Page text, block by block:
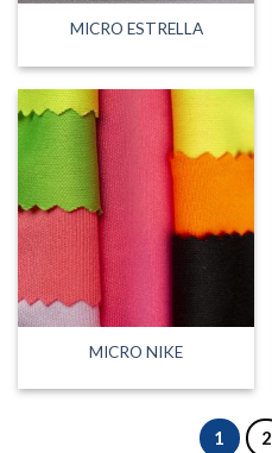
MICRO ESTRELLA
MICRO NIKE
1 2